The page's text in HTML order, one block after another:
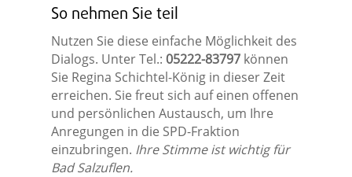
So nehmen Sie teil
Nutzen Sie diese einfache Möglichkeit des
Dialogs. Unter Tel.: 05222-83797können
Sie Regina Schichtel-König in dieser Zeit
erreichen. Sie freut sich auf einen offenen
und persönlichen Austausch, um Ihre
Anregungen in die SPD-Fraktion
einzubringen. Ihre Stimme ist wichtig für
Bad Salzuflen.